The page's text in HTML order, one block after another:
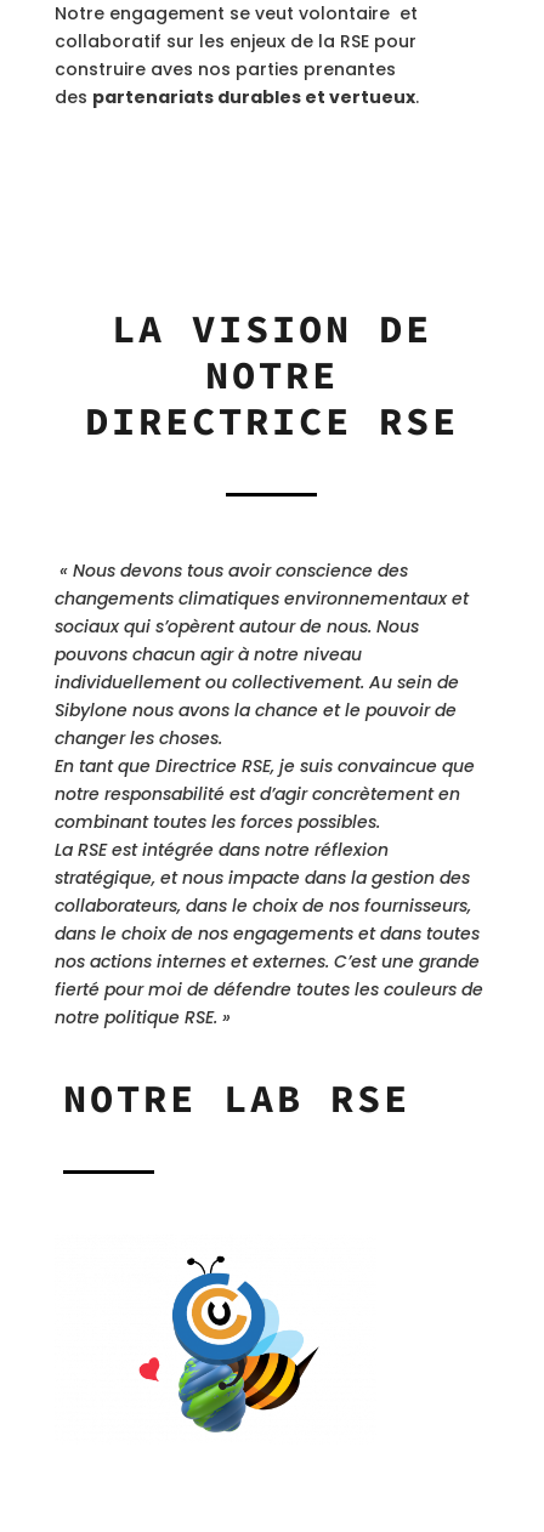
Notre engagement se veut volontaire et
collaboratif sur les enjeux de la RSE pour
construire aves nos parties prenantes
des partenariats durables et vertueux.
LA VISION DE
NOTRE
DIRECTRICE RSE
« Nous devons tous avoir conscience des
changements climatiques environnementaux et
sociaux qui s’opèrent autour de nous. Nous
pouvons chacun agir à notre niveau
individuellement ou collectivement. Au sein de
Sibylonenous avons la chance et le pouvoir de
changer les choses.
En tant que Directrice RSE, je suis convaincue que
notre responsabilité est d’agir concrètement en
combinant toutes les forces possibles.
La RSE est intégrée dans notre réflexion
stratégique, et nous impacte dans la gestion des
collaborateurs, dans le choix de nos fournisseurs,
dans le choix de nos engagements et dans toutes
nos actions internes et externes. C’est une grande
fierté pour moi de défendre toutes les couleurs de
notre politique RSE. »
NOTRE LAB RSE